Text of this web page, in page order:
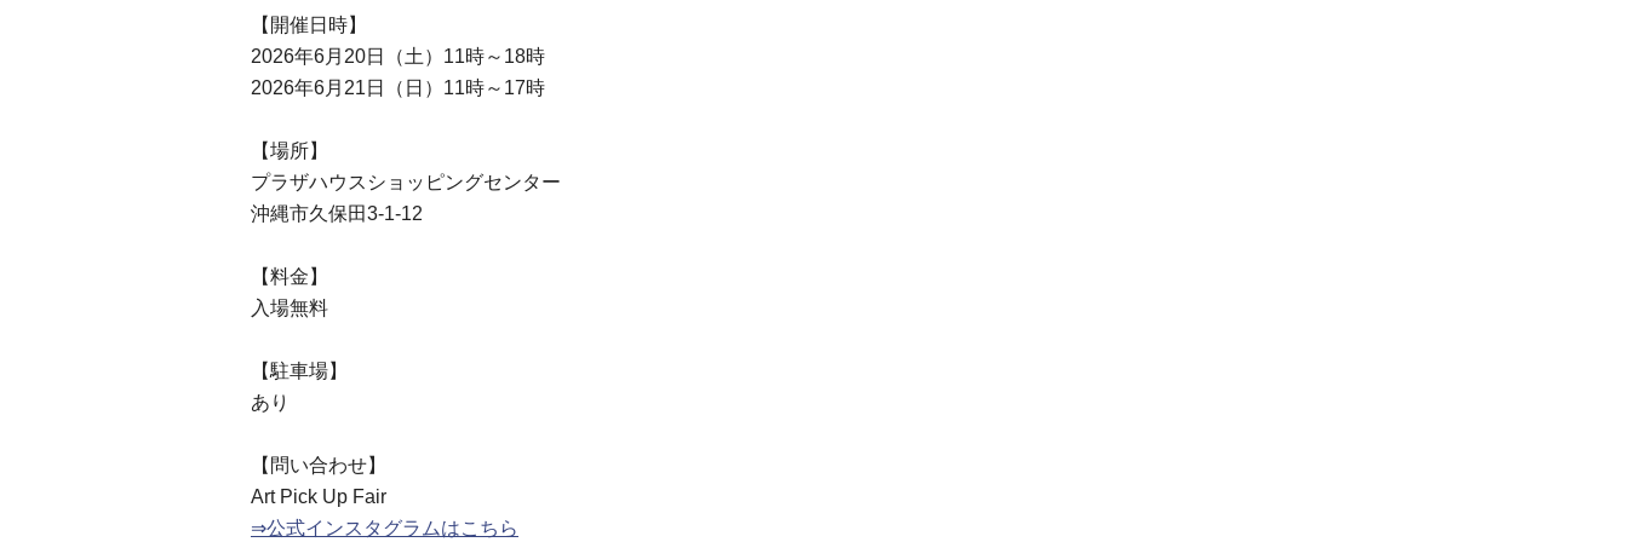
【開催日時】
2026年6月20日（土）11時～18時
2026年6月21日（日）11時～17時
【場所】
プラザハウスショッピングセンター
沖縄市久保田3-1-12
【料金】
入場無料
【駐車場】
あり
【問い合わせ】
Art Pick Up Fair
⇒公式インスタグラムはこちら